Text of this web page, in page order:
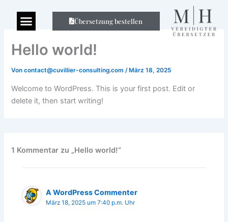
springen
Menu Übersetzung bestellen
Hello world!
Voncontact@cuvillier-consulting.com/ März 18, 2025
Welcome to WordPress. This is your first post. Edit or
delete it, then start writing!
1 Kommentar zu „Hello world!“
A WordPress Commenter
März 18, 2025 um 7:40 p.m. Uhr